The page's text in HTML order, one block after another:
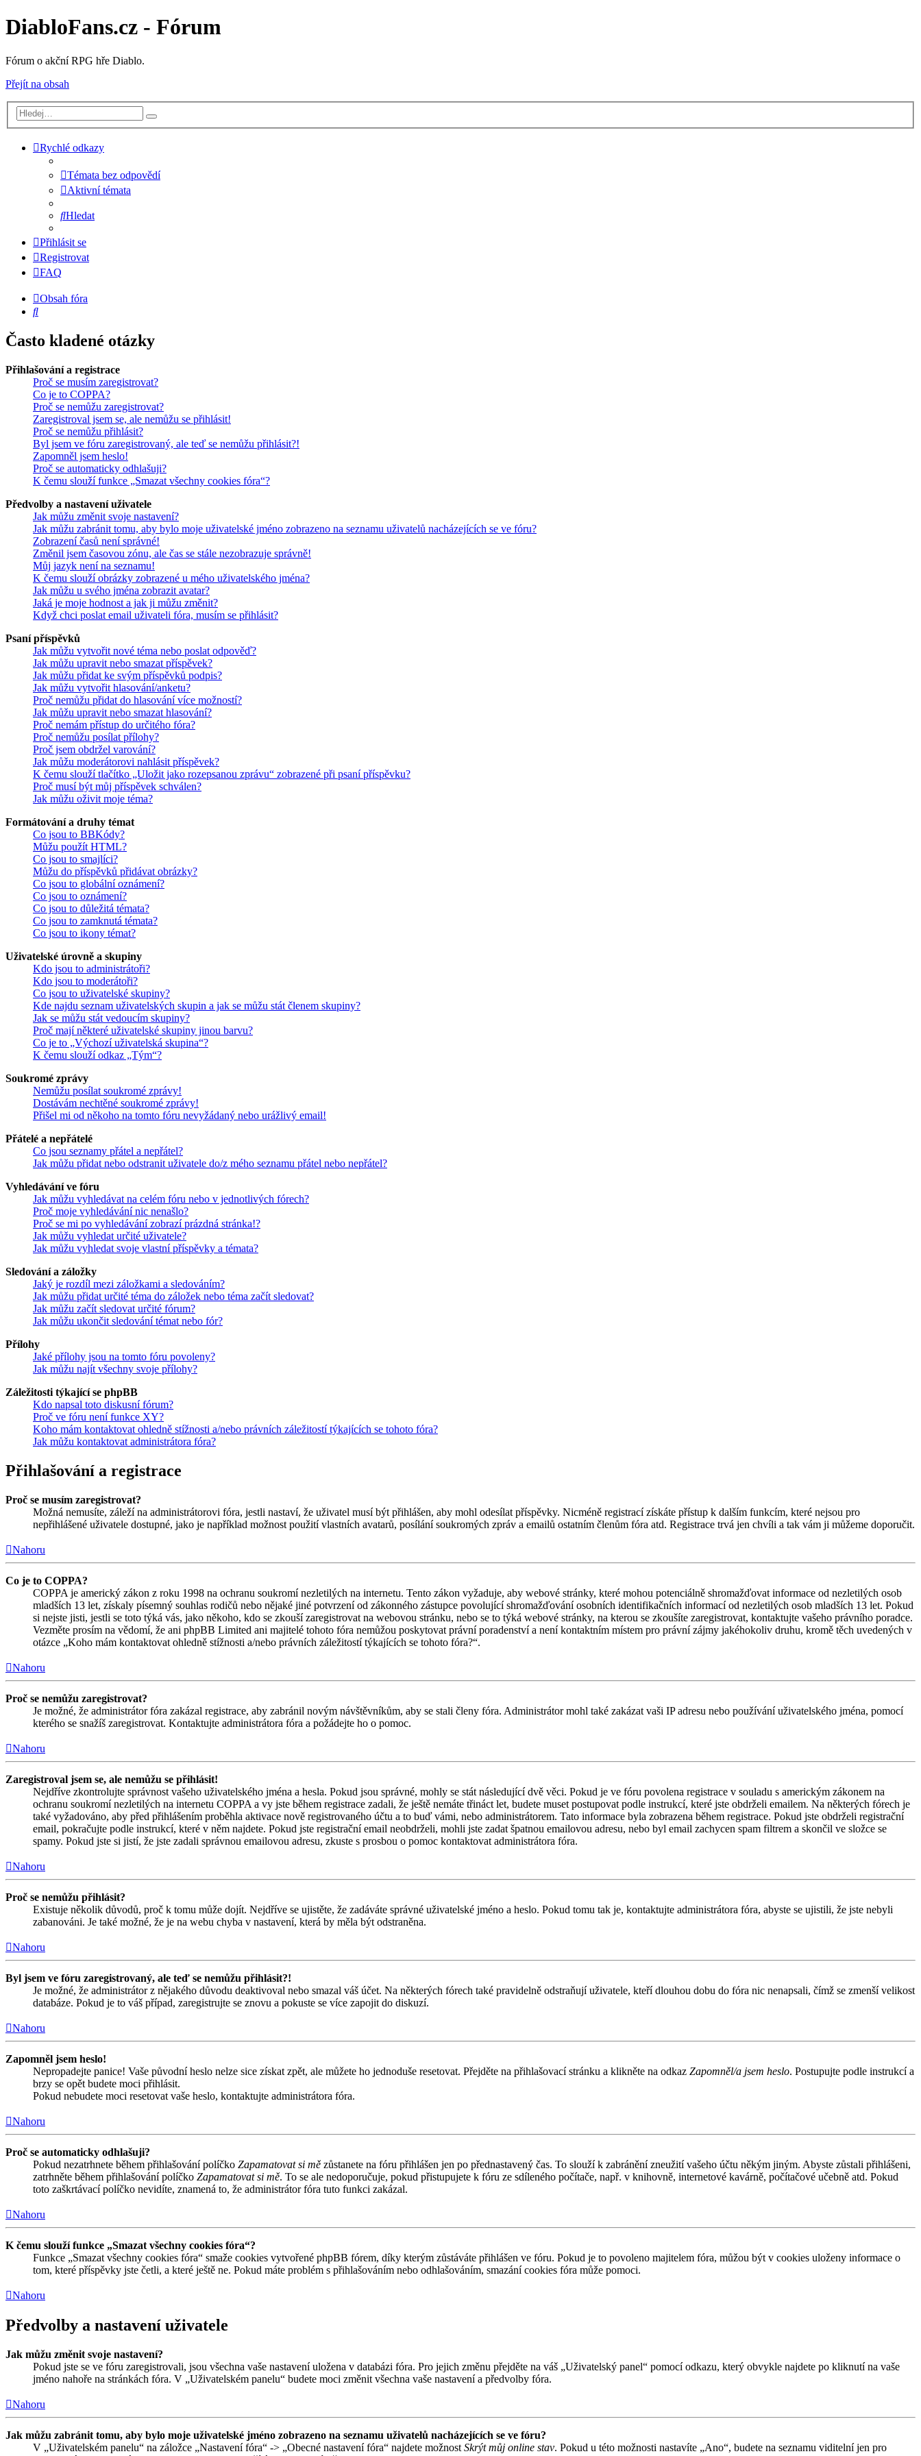
DiabloFans.cz - Fórum
Fórum o akční RPG hře Diablo.
Přejít na obsah
Rychlé odkazy
Témata bez odpovědí
Aktivní témata
Hledat
Přihlásit se
Registrovat
FAQ
Obsah fóra
Hledat
Často kladené otázky
Přihlašování a registrace
Proč se musím zaregistrovat?
Co je to COPPA?
Proč se nemůžu zaregistrovat?
Zaregistroval jsem se, ale nemůžu se přihlásit!
Proč se nemůžu přihlásit?
Byl jsem ve fóru zaregistrovaný, ale teď se nemůžu přihlásit?!
Zapomněl jsem heslo!
Proč se automaticky odhlašuji?
K čemu slouží funkce „Smazat všechny cookies fóra“?
Předvolby a nastavení uživatele
Jak můžu změnit svoje nastavení?
Jak můžu zabránit tomu, aby bylo moje uživatelské jméno zobrazeno na seznamu uživatelů nacházejících se ve fóru?
Zobrazení časů není správné!
Změnil jsem časovou zónu, ale čas se stále nezobrazuje správně!
Můj jazyk není na seznamu!
K čemu slouží obrázky zobrazené u mého uživatelského jména?
Jak můžu u svého jména zobrazit avatar?
Jaká je moje hodnost a jak ji můžu změnit?
Když chci poslat email uživateli fóra, musím se přihlásit?
Psaní příspěvků
Jak můžu vytvořit nové téma nebo poslat odpověď?
Jak můžu upravit nebo smazat příspěvek?
Jak můžu přidat ke svým příspěvků podpis?
Jak můžu vytvořit hlasování/anketu?
Proč nemůžu přidat do hlasování více možností?
Jak můžu upravit nebo smazat hlasování?
Proč nemám přístup do určitého fóra?
Proč nemůžu posílat přílohy?
Proč jsem obdržel varování?
Jak můžu moderátorovi nahlásit příspěvek?
K čemu slouží tlačítko „Uložit jako rozepsanou zprávu“ zobrazené při psaní příspěvku?
Proč musí být můj příspěvek schválen?
Jak můžu oživit moje téma?
Formátování a druhy témat
Co jsou to BBKódy?
Můžu použít HTML?
Co jsou to smajlíci?
Můžu do příspěvků přidávat obrázky?
Co jsou to globální oznámení?
Co jsou to oznámení?
Co jsou to důležitá témata?
Co jsou to zamknutá témata?
Co jsou to ikony témat?
Uživatelské úrovně a skupiny
Kdo jsou to administrátoři?
Kdo jsou to moderátoři?
Co jsou to uživatelské skupiny?
Kde najdu seznam uživatelských skupin a jak se můžu stát členem skupiny?
Jak se můžu stát vedoucím skupiny?
Proč mají některé uživatelské skupiny jinou barvu?
Co je to „Výchozí uživatelská skupina“?
K čemu slouží odkaz „Tým“?
Soukromé zprávy
Nemůžu posílat soukromé zprávy!
Dostávám nechtěné soukromé zprávy!
Přišel mi od někoho na tomto fóru nevyžádaný nebo urážlivý email!
Přátelé a nepřátelé
Co jsou seznamy přátel a nepřátel?
Jak můžu přidat nebo odstranit uživatele do/z mého seznamu přátel nebo nepřátel?
Vyhledávání ve fóru
Jak můžu vyhledávat na celém fóru nebo v jednotlivých fórech?
Proč moje vyhledávání nic nenašlo?
Proč se mi po vyhledávání zobrazí prázdná stránka!?
Jak můžu vyhledat určité uživatele?
Jak můžu vyhledat svoje vlastní příspěvky a témata?
Sledování a záložky
Jaký je rozdíl mezi záložkami a sledováním?
Jak můžu přidat určité téma do záložek nebo téma začít sledovat?
Jak můžu začít sledovat určité fórum?
Jak můžu ukončit sledování témat nebo fór?
Přílohy
Jaké přílohy jsou na tomto fóru povoleny?
Jak můžu najít všechny svoje přílohy?
Záležitosti týkající se phpBB
Kdo napsal toto diskusní fórum?
Proč ve fóru není funkce XY?
Koho mám kontaktovat ohledně stížnosti a/nebo právních záležitostí týkajících se tohoto fóra?
Jak můžu kontaktovat administrátora fóra?
Přihlašování a registrace
Proč se musím zaregistrovat?
Možná nemusíte, záleží na administrátorovi fóra, jestli nastaví, že uživatel musí být přihlášen, aby mohl odesílat příspěvky. Nicméně registrací získáte přístup k dalším funkcím, které nejsou pro
nepřihlášené uživatele dostupné, jako je například možnost použití vlastních avatarů, posílání soukromých zpráv a emailů ostatním členům fóra atd. Registrace trvá jen chvíli a tak vám ji můžeme doporučit.
Nahoru
Co je to COPPA?
COPPA je americký zákon z roku 1998 na ochranu soukromí nezletilých na internetu. Tento zákon vyžaduje, aby webové stránky, které mohou potenciálně shromažďovat informace od nezletilých osob
mladších 13 let, získaly písemný souhlas rodičů nebo nějaké jiné potvrzení od zákonného zástupce povolující shromažďování osobních identifikačních informací od nezletilých osob mladších 13 let. Pokud
si nejste jisti, jestli se toto týká vás, jako někoho, kdo se zkouší zaregistrovat na webovou stránku, nebo se to týká webové stránky, na kterou se zkoušíte zaregistrovat, kontaktujte vašeho právního poradce.
Vezměte prosím na vědomí, že ani phpBB Limited ani majitelé tohoto fóra nemůžou poskytovat právní poradenství a není kontaktním místem pro právní zájmy jakéhokoliv druhu, kromě těch uvedených v
otázce „Koho mám kontaktovat ohledně stížnosti a/nebo právních záležitostí týkajících se tohoto fóra?“.
Nahoru
Proč se nemůžu zaregistrovat?
Je možné, že administrátor fóra zakázal registrace, aby zabránil novým návštěvníkům, aby se stali členy fóra. Administrátor mohl také zakázat vaši IP adresu nebo používání uživatelského jména, pomocí
kterého se snažíš zaregistrovat. Kontaktujte administrátora fóra a požádejte ho o pomoc.
Nahoru
Zaregistroval jsem se, ale nemůžu se přihlásit!
Nejdříve zkontrolujte správnost vašeho uživatelského jména a hesla. Pokud jsou správné, mohly se stát následující dvě věci. Pokud je ve fóru povolena registrace v souladu s americkým zákonem na
ochranu soukromí nezletilých na internetu COPPA a vy jste během registrace zadali, že ještě nemáte třináct let, budete muset postupovat podle instrukcí, které jste obdrželi emailem. Na některých fórech je
také vyžadováno, aby před přihlášením proběhla aktivace nově registrovaného účtu a to buď vámi, nebo administrátorem. Tato informace byla zobrazena během registrace. Pokud jste obdrželi registrační
email, pokračujte podle instrukcí, které v něm najdete. Pokud jste registrační email neobdrželi, mohli jste zadat špatnou emailovou adresu, nebo byl email zachycen spam filtrem a skončil ve složce se
spamy. Pokud jste si jistí, že jste zadali správnou emailovou adresu, zkuste s prosbou o pomoc kontaktovat administrátora fóra.
Nahoru
Proč se nemůžu přihlásit?
Existuje několik důvodů, proč k tomu může dojít. Nejdříve se ujistěte, že zadáváte správné uživatelské jméno a heslo. Pokud tomu tak je, kontaktujte administrátora fóra, abyste se ujistili, že jste nebyli
zabanováni. Je také možné, že je na webu chyba v nastavení, která by měla být odstraněna.
Nahoru
Byl jsem ve fóru zaregistrovaný, ale teď se nemůžu přihlásit?!
Je možné, že administrátor z nějakého důvodu deaktivoval nebo smazal váš účet. Na některých fórech také pravidelně odstraňují uživatele, kteří dlouhou dobu do fóra nic nenapsali, čímž se zmenší velikost
databáze. Pokud je to váš případ, zaregistrujte se znovu a pokuste se více zapojit do diskuzí.
Nahoru
Zapomněl jsem heslo!
Nepropadejte panice! Vaše původní heslo nelze sice získat zpět, ale můžete ho jednoduše resetovat. Přejděte na přihlašovací stránku a klikněte na odkaz Zapomněl/a jsem heslo. Postupujte podle instrukcí a
brzy se opět budete moci přihlásit.
Pokud nebudete moci resetovat vaše heslo, kontaktujte administrátora fóra.
Nahoru
Proč se automaticky odhlašuji?
Pokud nezatrhnete během přihlašování políčko Zapamatovat si mě zůstanete na fóru přihlášen jen po přednastavený čas. To slouží k zabránění zneužití vašeho účtu někým jiným. Abyste zůstali přihlášeni,
zatrhněte během přihlašování políčko Zapamatovat si mě. To se ale nedoporučuje, pokud přistupujete k fóru ze sdíleného počítače, např. v knihovně, internetové kavárně, počítačové učebně atd. Pokud
toto zaškrtávací políčko nevidíte, znamená to, že administrátor fóra tuto funkci zakázal.
Nahoru
K čemu slouží funkce „Smazat všechny cookies fóra“?
Funkce „Smazat všechny cookies fóra“ smaže cookies vytvořené phpBB fórem, díky kterým zůstáváte přihlášen ve fóru. Pokud je to povoleno majitelem fóra, můžou být v cookies uloženy informace o
tom, které příspěvky jste četli, a které ještě ne. Pokud máte problém s přihlašováním nebo odhlašováním, smazání cookies fóra může pomoci.
Nahoru
Předvolby a nastavení uživatele
Jak můžu změnit svoje nastavení?
Pokud jste se ve fóru zaregistrovali, jsou všechna vaše nastavení uložena v databázi fóra. Pro jejich změnu přejděte na váš „Uživatelský panel“ pomocí odkazu, který obvykle najdete po kliknutí na vaše
jméno nahoře na stránkách fóra. V „Uživatelském panelu“ budete moci změnit všechna vaše nastavení a předvolby fóra.
Nahoru
Jak můžu zabránit tomu, aby bylo moje uživatelské jméno zobrazeno na seznamu uživatelů nacházejících se ve fóru?
V „Uživatelském panelu“ na záložce „Nastavení fóra“ -> „Obecné nastavení fóra“ najdete možnost Skrýt můj online stav. Pokud u této možnosti nastavíte „Ano“, budete na seznamu viditelní jen pro